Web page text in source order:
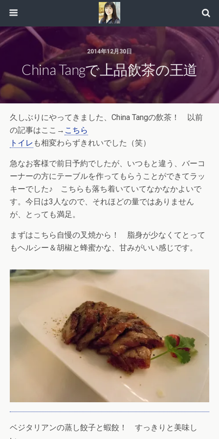
2014年12月30日
China Tangで上品飲茶の王道
久しぶりにやってきました、China Tangの飲茶！ 以前
の記事はここ→ こちら
トイレ も相変わらずきれいでした（笑）
急なお客様で前日予約でしたが、いつもと違う、バーコ
ーナーの方にテーブルを作ってもらうことができてラッ
キーでした♪ こちらも落ち着いていてなかなかよいで
す。今日は3人なので、それほどの量ではありません
が、とっても満足。
まずはこちら自慢の叉焼から！ 脂身が少なくてとって
もヘルシー＆胡椒と蜂蜜かな、甘みがいい感じです。
ベジタリアンの蒸し餃子と蝦餃！ すっきりと美味し